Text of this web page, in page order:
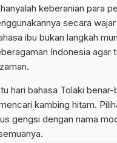
keberanian para
secara
ibu bukan langkah
Indonesia agar
hari bahasa Tolaki
kambing hitam.
gengsi dengan nama